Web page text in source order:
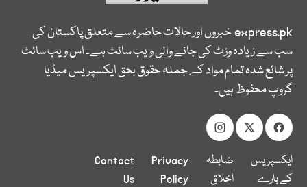
express.pkخبروں اور حالات حاضرہ سے متعلق پاکستان کی
سب سے زیادہ وزٹ کی جانے والی ویب سائٹ ہے۔ اس ویب سائٹ
پر شائع شدہ تمام مواد کے جملہ حقوق بحق ایکسپریس میڈیا
گروپ محفوظ ہیں۔
ایکسپریس
کے بارے
ضابطہ
اخلاق
Privacy
Policy
Contact
Us